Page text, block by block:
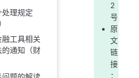
理规定
工具相关
通知（财
2
号
原
文
链
接
：